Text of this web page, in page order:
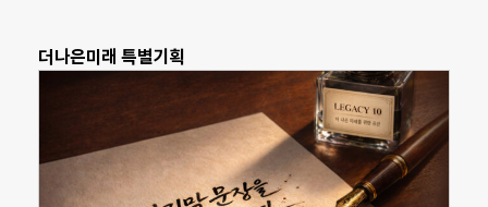
더나은미래 특별기획